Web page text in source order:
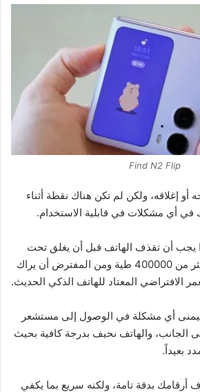
Find N2 Flip
إغلاقه، ولكن لم تكن هناك نقطة أثناء
في أي مشكلات في قابلية الاستخدام.
لذا يجب أن تقذف الهاتف قبل أن يغلق تحت
وزنه، وقد تم اختباره لأكثر من 400000 طية ومن المفترض أن يراك
الافتراضي المعتاد للهاتف الذكي الحديث.
أي مشكلة في الوصول إلى مستشعر
الجانب، والهاتف نحيف بدرجة كافية بحيث
بعيداً.
أرقامك بدقة تامة، ولكنه سريع بما يكفي